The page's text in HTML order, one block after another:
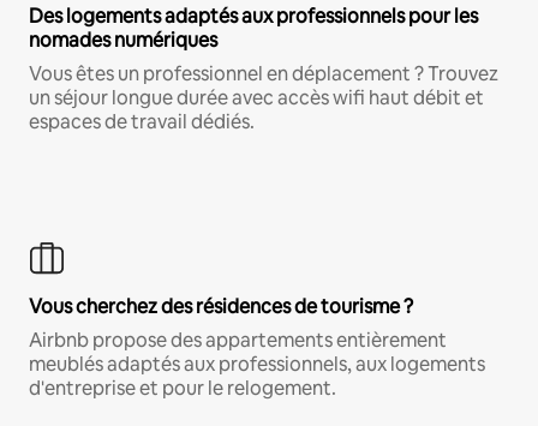
Des logements adaptés aux professionnels pour les
nomades numériques
Vous êtes un professionnel en déplacement ? Trouvez
un séjour longue durée avec accès wifi haut débit et
espaces de travail dédiés.
Vous cherchez des résidences de tourisme ?
Airbnb propose des appartements entièrement
meublés adaptés aux professionnels, aux logements
d'entreprise et pour le relogement.